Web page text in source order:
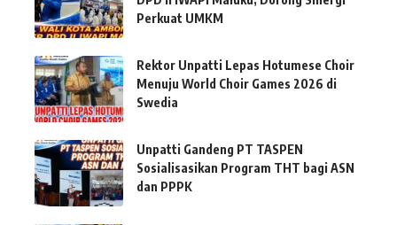
Perkuat UMKM
Rektor Unpatti Lepas Hotumese Choir
Menuju World Choir Games 2026 di
Swedia
Unpatti Gandeng PT TASPEN
Sosialisasikan Program THT bagi ASN
dan PPPK